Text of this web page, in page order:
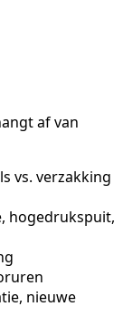
af van
vs. verzakking
hogedrukspuit,
nieuwe